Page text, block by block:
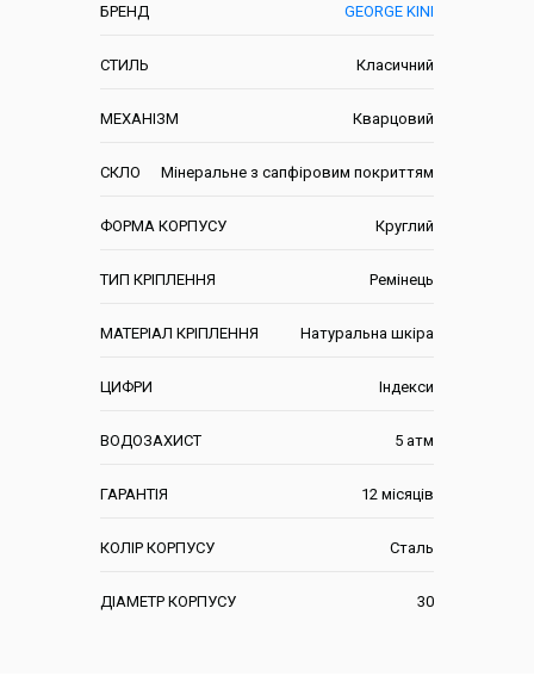
БРЕНД GEORGE KINI
СТИЛЬ Класичний
МЕХАНІЗМ Кварцовий
СКЛО Мінеральне з сапфіровим покриттям
ФОРМА КОРПУСУ Круглий
ТИП КРІПЛЕННЯ Ремінець
МАТЕРІАЛ КРІПЛЕННЯ Натуральна шкіра
ЦИФРИ Індекси
ВОДОЗАХИСТ 5 атм
ГАРАНТІЯ 12 місяців
КОЛІР КОРПУСУ Сталь
ДІАМЕТР КОРПУСУ 30